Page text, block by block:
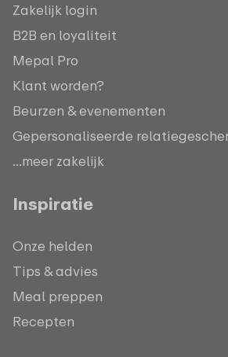
Zakelijk login
B2B en loyaliteit
Mepal Pro
Klant worden?
Beurzen & evenementen
Gepersonaliseerde
...meer zakelijk
Inspiratie
Onze helden
Tips & advies
Meal preppen
Recepten